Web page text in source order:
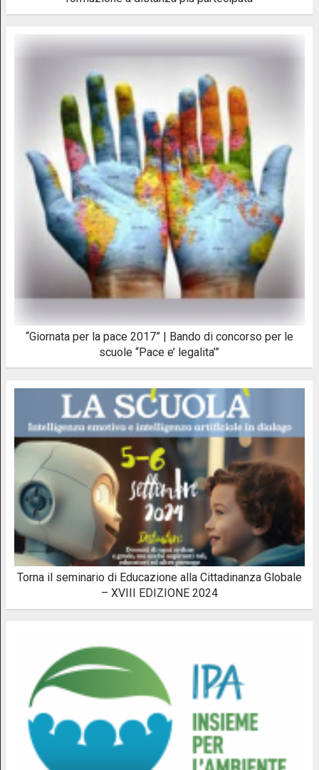
“Giornata per la pace 2017” | Bando di concorso per le
scuole “Pace e’ legalita’”
Torna il seminario di Educazione alla Cittadinanza Globale
– XVIII EDIZIONE 2024